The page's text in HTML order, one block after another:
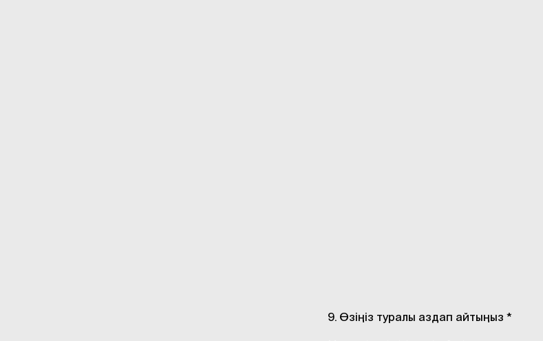
9. Өзіңіз туралы аздап айтыңыз *